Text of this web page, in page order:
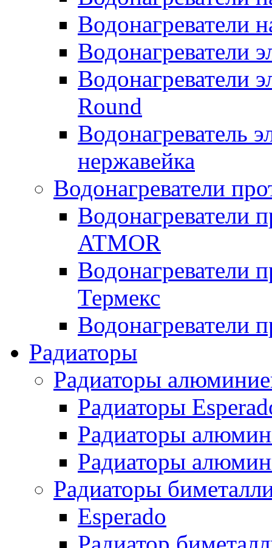
Водонагреватели
Водонагреватели
Водонагреватели
Round
Водонагреватель
нержавейка
Водонагреватели
Водонагреватели
ATMOR
Водонагреватели
Термекс
Водонагреватели
Радиаторы
Радиаторы
Радиаторы
Радиаторы
Радиаторы
Радиаторы
Esperado